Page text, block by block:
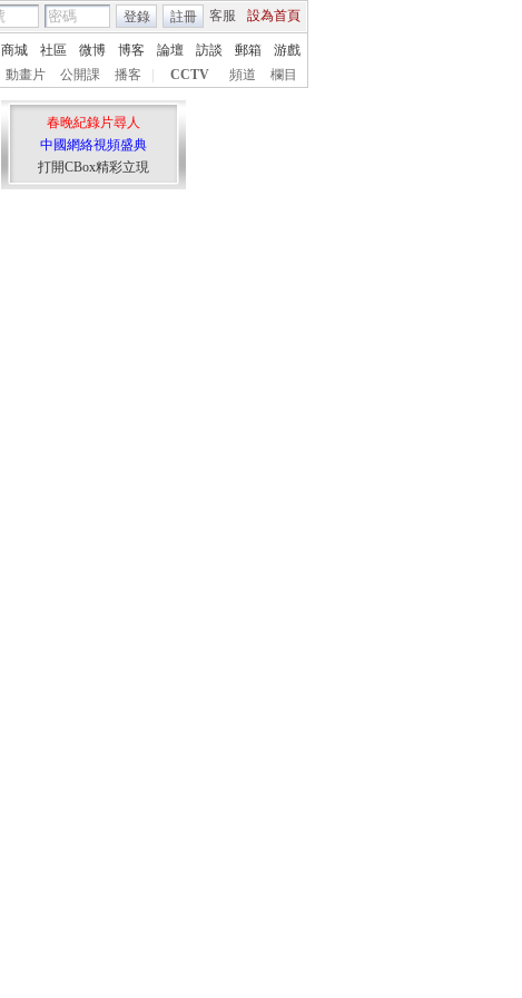
客服 設為首頁
登錄 註冊
商城 社區 微博 博客 論壇 訪談 郵箱
游戲
動畫片 公開課 播客 CCTV 頻道 欄目
春晚紀錄片尋人
中國網絡視頻盛典
打開CBox精彩立現